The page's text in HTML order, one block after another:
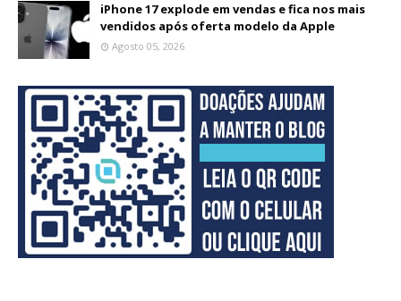
iPhone 17 explode em vendas e fica nos mais
vendidos após oferta modelo da Apple
Agosto 05, 2026